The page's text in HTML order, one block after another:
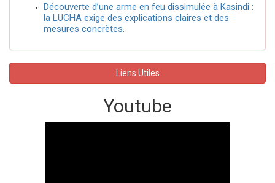
Découverte d’une arme en feu dissimulée à Kasindi :
la LUCHA exige des explications claires et des
mesures concrètes.
Liens Utiles
Youtube